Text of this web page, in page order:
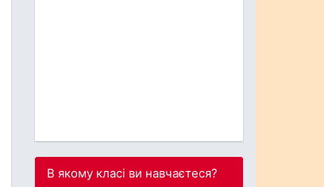
В якому класі ви навчаєтеся?